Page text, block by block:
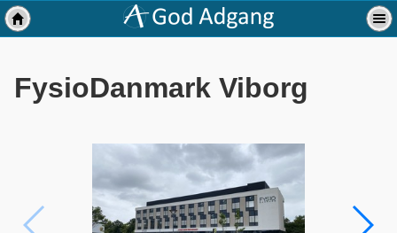
FysioDanmark Viborg